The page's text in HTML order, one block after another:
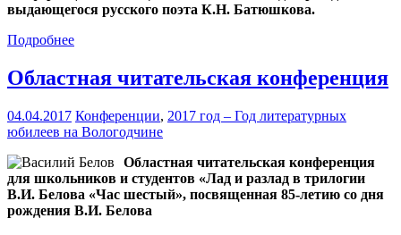
выдающегося русского поэта К.Н. Батюшкова.
Подробнее
Областная читательская конференция
04.04.2017 Конференции, 2017 год – Год литературных
юбилеев на Вологодчине
Областная читательская конференция
для школьников и студентов «Лад и разлад в трилогии
В.И. Белова «Час шестый», посвященная 85-летию со дня
рождения В.И. Белова